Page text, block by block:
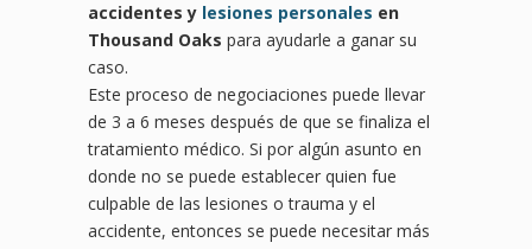
accidentes y lesiones personales en
Thousand Oaks para ayudarle a ganar su
caso.
Este proceso de negociaciones puede llevar
de 3 a 6 meses después de que se finaliza el
tratamiento médico. Si por algún asunto en
donde no se puede establecer quien fue
culpable de las lesiones o trauma y el
accidente, entonces se puede necesitar más